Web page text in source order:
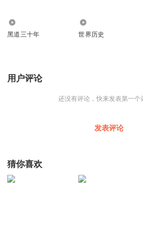
黑道三十年 世界历史
用户评论
还没有评论，快来发表第一个
发表评论
猜你喜欢